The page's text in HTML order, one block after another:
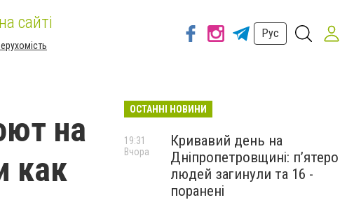
сайті
Рус
на
как
ОСТАННІ НОВИНИ
Кривавий день на
Дніпропетровщині: п’ятеро
людей загинули та 16 -
поранені
19:31
Вчора